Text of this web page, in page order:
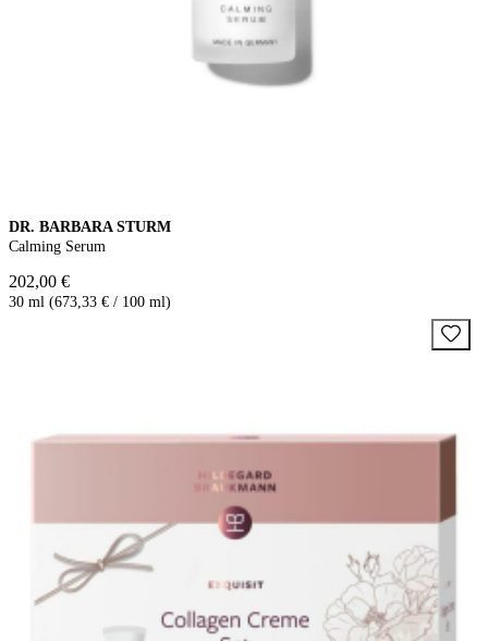
DR. BARBARA STURM
Calming Serum
202,00 €
30 ml (673,33 € / 100 ml)